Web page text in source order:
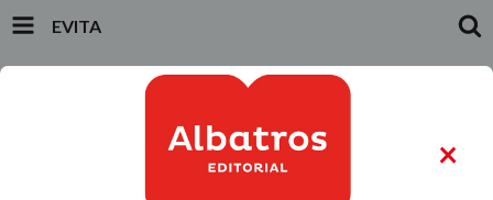
EVITA
PRODUCTOS
×